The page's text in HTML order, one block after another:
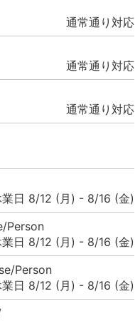
通常通り対応
通常通り対応
通常通り対応
業日 8/12 (月) - 8/16 (金)
Person
業日 8/12 (月) - 8/16 (金)
Person
業日 8/12 (月) - 8/16 (金)